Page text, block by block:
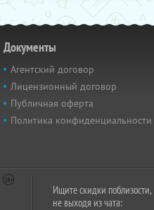
Документы
Агентский договор
Лицензионный договор
Публичная оферта
Политика конфиденциальности
Ищите скидки поблизости,
не выходя из чата: